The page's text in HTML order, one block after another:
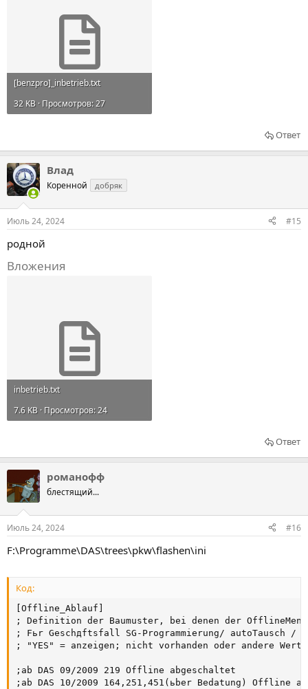
[benzpro]_inbetrieb.txt
32 KB · Просмотров: 27
Ответ
Влад
Коренной добряк
Июль 24, 2024 #15
родной
Вложения
inbetrieb.txt
7.6 KB · Просмотров: 24
Ответ
романофф
блестящий...
Июль 24, 2024 #16
F:\Programme\DAS\trees\pkw\flashen\ini
Код:
[Offline_Ablauf]
; Definition der Baumuster, bei denen der
; Fьr Geschдftsfall SG-Programmierung/ autoTausch /
; "YES" = anzeigen; nicht vorhanden oder andere
;ab DAS 09/2009 219 Offline abgeschaltet
;ab DAS 10/2009 164,251,451(ьber Bedatung)